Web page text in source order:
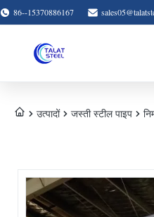
86--15370886167
उत्पादों जस्ती स्टील पाइप